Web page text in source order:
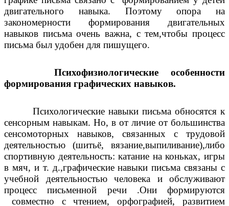
двигательного навыка. Поэтому опора на
закономерности формирования двигательных
навыков письма очень важна, с тем,чтобы процесс
письма был удобен для пишущего.
Психофизиологические особенности
формирования графических навыков.
Психологические навыки письма обносятся к
сенсорным навыкам. Но, в от личие от большинства
сенсомоторных навыков, связанных с трудовой
деятельностью (шитьё, вязание,выпиливание),либо
спортивную деятельность: катание на коньках, игры
в мяч, и т. д.,графические навыки письма связаны с
учебной деятельностью человека и обслуживают
процесс письменной речи .Они формируются
совместно с чтением, орфографией, развитием